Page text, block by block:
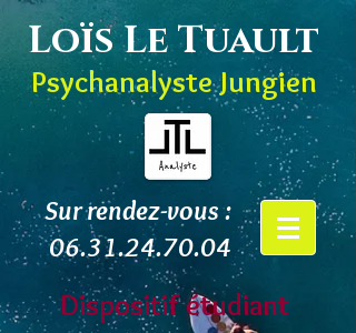
Loïs Le Tuault
Psychanalyste Jungien
Sur rendez-vous :
06.31.24.70.04
Dispositif étudiant